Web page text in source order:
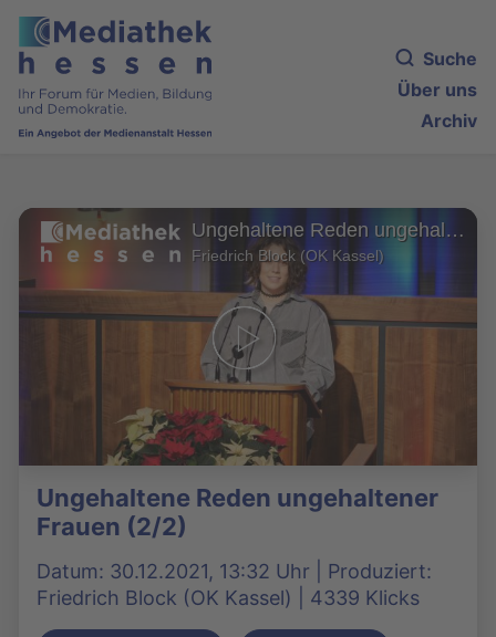
Suche
Über uns
Archiv
Ungehaltene Reden ungehaltener Frauen (2/2)
Friedrich Block (OK Kassel)
Ungehaltene Reden ungehaltener
Frauen (2/2)
Datum: 30.12.2021, 13:32 Uhr | Produziert:
Friedrich Block (OK Kassel) | 4339 Klicks